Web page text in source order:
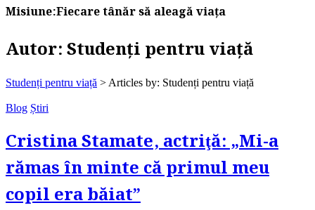
Misiune:Fiecare tânăr să aleagă viața
Autor:Studenți pentru viață
Studenți pentru viață >Articles by: Studenți pentru viață
Blog Știri
Cristina Stamate, actriţă: „Mi-a
rămas în minte că primul meu
copil era băiat”